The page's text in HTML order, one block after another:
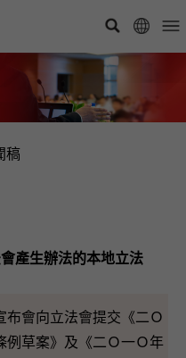
稿
產生辦法的本地立法
會向立法會提交《二Ｏ
例草案》及《二Ｏ一Ｏ年